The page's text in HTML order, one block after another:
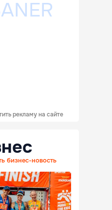
рекламу на сайте
бизнес-новость